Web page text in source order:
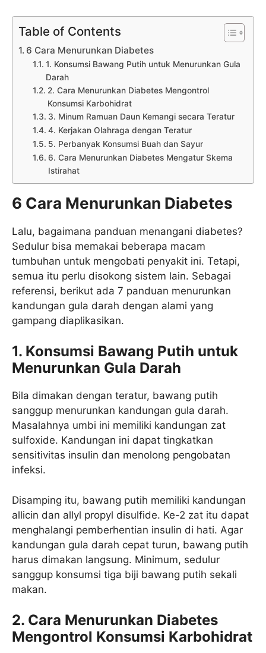
Table of Contents
6 Cara Menurunkan Diabetes
1. Konsumsi Bawang Putih untuk Menurunkan Gula
Darah
2. Cara Menurunkan Diabetes Mengontrol
Konsumsi Karbohidrat
3. Minum Ramuan Daun Kemangi secara Teratur
4. Kerjakan Olahraga dengan Teratur
5. Perbanyak Konsumsi Buah dan Sayur
6. Cara Menurunkan Diabetes Mengatur Skema
Istirahat
6 Cara Menurunkan Diabetes
Lalu, bagaimana panduan menangani diabetes?
Sedulur bisa memakai beberapa macam
tumbuhan untuk mengobati penyakit ini. Tetapi,
semua itu perlu disokong sistem lain. Sebagai
referensi, berikut ada 7 panduan menurunkan
kandungan gula darah dengan alami yang
gampang diaplikasikan.
1. Konsumsi Bawang Putih untuk
Menurunkan Gula Darah
Bila dimakan dengan teratur, bawang putih
sanggup menurunkan kandungan gula darah.
Masalahnya umbi ini memiliki kandungan zat
sulfoxide. Kandungan ini dapat tingkatkan
sensitivitas insulin dan menolong pengobatan
infeksi.
Disamping itu, bawang putih memiliki kandungan
allicin dan allyl propyl disulfide. Ke-2 zat itu dapat
menghalangi pemberhentian insulin di hati. Agar
kandungan gula darah cepat turun, bawang putih
harus dimakan langsung. Minimum, sedulur
sanggup konsumsi tiga biji bawang putih sekali
makan.
2. Cara Menurunkan Diabetes
Mengontrol Konsumsi Karbohidrat